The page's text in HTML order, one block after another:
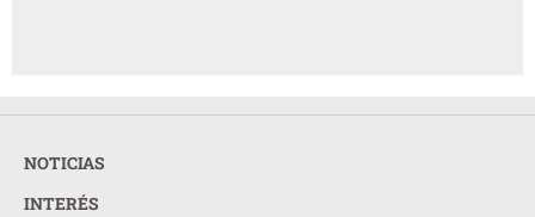
NOTICIAS
INTERÉS